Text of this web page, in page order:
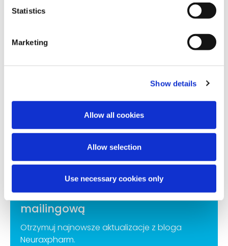
Statistics
Marketing
Show details
Allow all cookies
Allow selection
Use necessary cookies only
Kontakt
Zapisz się na naszą listę
mailingową
Otrzymuj najnowsze aktualizacje z bloga
Neuraxpharm.